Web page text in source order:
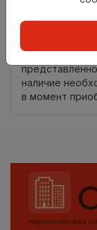
Внимание!
наличие
в момент